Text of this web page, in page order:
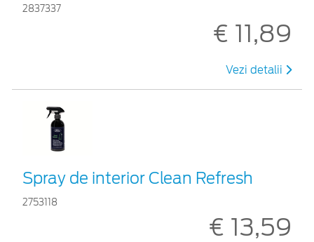
2837337
€ 11,89
Vezi detalii
Spray de interior Clean Refresh
2753118
€ 13,59